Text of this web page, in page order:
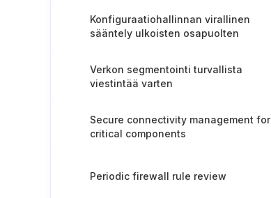
Konfiguraatiohallinnan virallinen
sääntely ulkoisten osapuolten
Verkon segmentointi turvallista
viestintää varten
Secure connectivity management for
critical components
Periodic firewall rule review